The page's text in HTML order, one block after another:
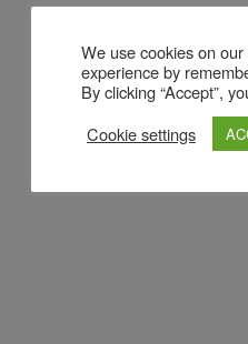
We use cookies on
experience by
By clicking “Accept”,
Cookie settings